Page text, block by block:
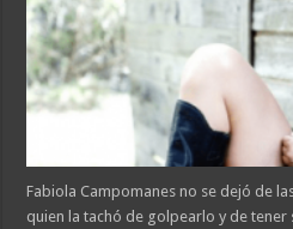
Fabiola Campomanes no se dejó de
quien la tachó de golpearlo y de tener